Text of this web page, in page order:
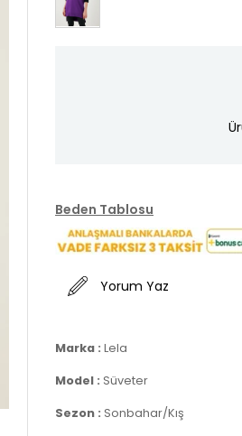
Beden Tablosu
Yorum Yaz
Marka : Lela
Model : Süveter
Sezon : Sonbahar/Kış